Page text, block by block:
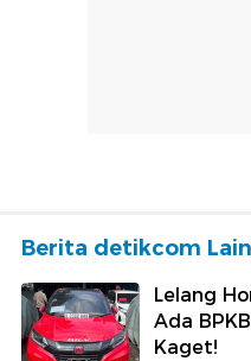
Berita detikcom
Lelang
Ada
Kaget!